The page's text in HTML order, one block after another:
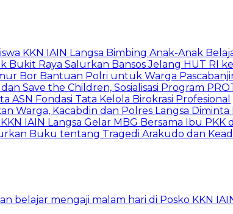
KKN IAIN Langsa Bimbing Anak-Anak
Bukit Raya Salurkan Bansos Jelang HUT RI
Bor Bantuan Polri untuk Warga
Save the Children, Sosialisasi Program
Fondasi Tata Kelola Birokrasi Profesional
Warga, Kacabdin dan Polres Langsa
IAIN Langsa Gelar MBG Bersama Ibu PKK
Buku tentang Tragedi Arakudo dan